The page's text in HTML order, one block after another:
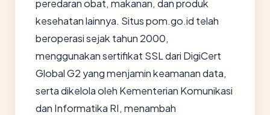
peredaran obat, makanan, dan produk
kesehatan lainnya. Situs pom.go.id telah
beroperasi sejak tahun 2000,
menggunakan sertifikat SSL dari DigiCert
Global G2 yang menjamin keamanan data,
serta dikelola oleh Kementerian Komunikasi
dan Informatika RI, menambah